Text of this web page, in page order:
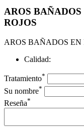
AROS
ROJOS
AROS BAÑADOS EN
Calidad:
Tratamiento*
Su nombre*
Reseña*